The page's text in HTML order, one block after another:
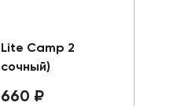
Camp 2
₽